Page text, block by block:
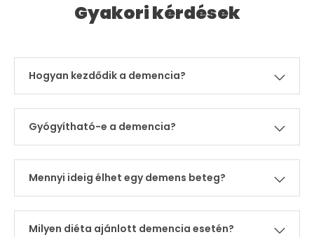
Gyakori kérdések
Hogyan kezdődik a demencia?
Gyógyítható-e a demencia?
Mennyi ideig élhet egy demens beteg?
Milyen diéta ajánlott demencia esetén?